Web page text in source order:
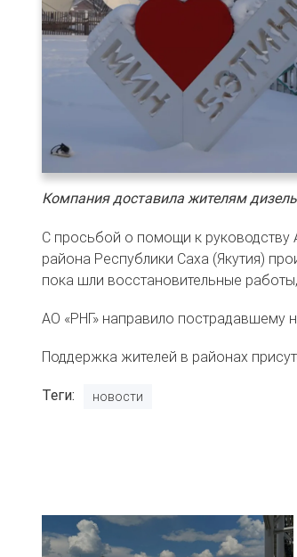
Компания доставила жителям
С просьбой о помощи к руководству
района Республики Саха (Якутия)
пока шли восстановительные
АО «РНГ» направило пострадавшему
Поддержка жителей в районах
Теги новости